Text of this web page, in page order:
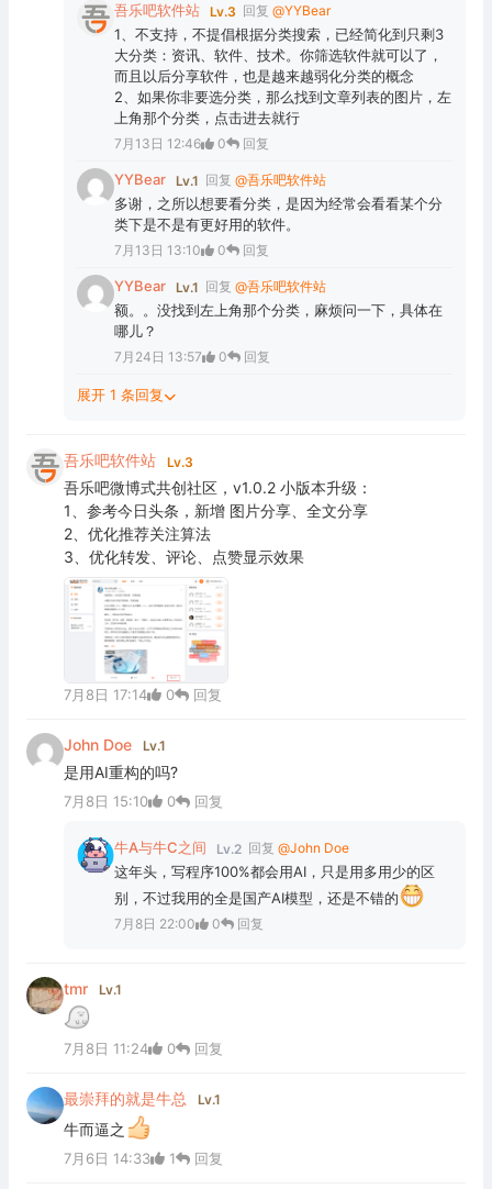
吾乐吧软件站 Lv.3 回复 @YYBear
1、不支持，不提倡根据分类搜索，已经简化到只剩3
大分类：资讯、软件、技术。你筛选软件就可以了，
而且以后分享软件，也是越来越弱化分类的概念
2、如果你非要选分类，那么找到文章列表的图片，左
上角那个分类，点击进去就行
7月13日 12:46 0 回复
YYBear Lv.1 回复 @吾乐吧软件站
多谢，之所以想要看分类，是因为经常会看看某个分
类下是不是有更好用的软件。
7月13日 13:10 0 回复
YYBear Lv.1 回复 @吾乐吧软件站
额。。没找到左上角那个分类，麻烦问一下，具体在
哪儿？
7月24日 13:57 0 回复
展开 1 条回复
吾乐吧软件站 Lv.3
吾乐吧微博式共创社区，v1.0.2 小版本升级：
1、参考今日头条，新增 图片分享、全文分享
2、优化推荐关注算法
3、优化转发、评论、点赞显示效果
7月8日 17:14 0 回复
John Doe Lv.1
是用AI重构的吗?
7月8日 15:10 0 回复
牛A与牛C之间 Lv.2 回复 @John Doe
这年头，写程序100%都会用AI，只是用多用少的区
别，不过我用的全是国产AI模型，还是不错的
7月8日 22:00 0 回复
tmr Lv.1
7月8日 11:24 0 回复
最崇拜的就是牛总 Lv.1
牛而逼之
7月6日 14:33 1 回复